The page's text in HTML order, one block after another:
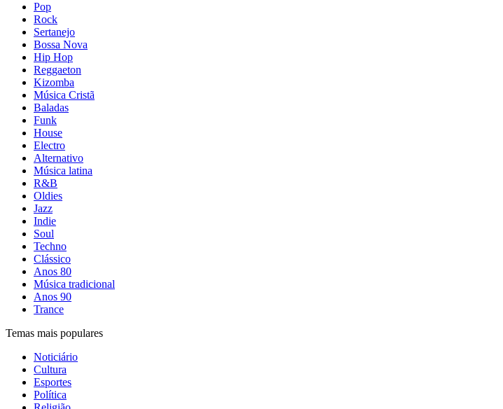
Pop
Rock
Sertanejo
Bossa Nova
Hip Hop
Reggaeton
Kizomba
Música Cristã
Baladas
Funk
House
Electro
Alternativo
Música latina
R&B
Oldies
Jazz
Indie
Soul
Techno
Clássico
Anos 80
Música tradicional
Anos 90
Trance
Temas mais populares
Noticiário
Cultura
Esportes
Política